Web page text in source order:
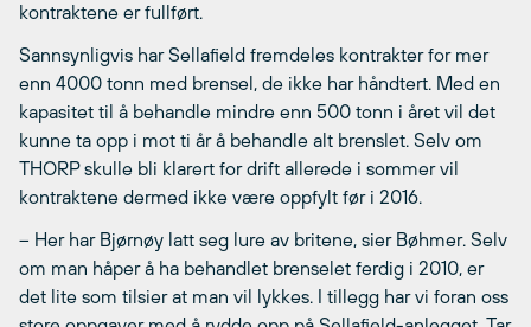
kontraktene er fullført.
Sannsynligvis har Sellafield fremdeles kontrakter for mer
enn 4000 tonn med brensel, de ikke har håndtert. Med en
kapasitet til å behandle mindre enn 500 tonn i året vil det
kunne ta opp i mot ti år å behandle alt brenslet. Selv om
THORP skulle bli klarert for drift allerede i sommer vil
kontraktene dermed ikke være oppfylt før i 2016.
– Her har Bjørnøy latt seg lure av britene, sier Bøhmer. Selv
om man håper å ha behandlet brenselet ferdig i 2010, er
det lite som tilsier at man vil lykkes. I tillegg har vi foran oss